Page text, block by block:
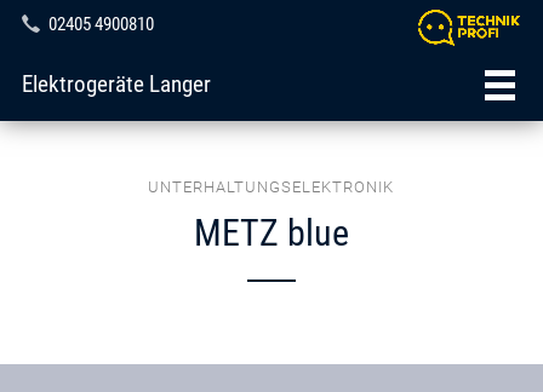
02405 4900810
Elektrogeräte Langer
UNTERHALTUNGSELEKTRONIK
METZ blue